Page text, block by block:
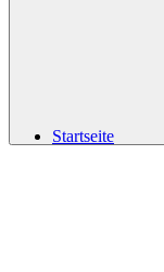
Startseite